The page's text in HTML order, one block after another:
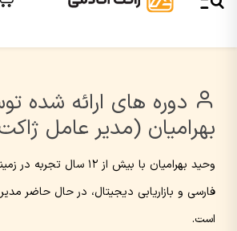
دوره های ارائه شده
بهرامیان (مدیر عامل
وحید بهرامیان با بیش از ۱۲
فارسی و بازاریابی دیجیتال، در حال حاضر
است.